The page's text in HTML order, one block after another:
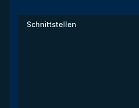
Schnittstellen